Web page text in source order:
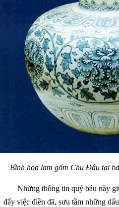
Bình hoa lam gốm Chu Đậu tại
Những thông tin quý báu này
đẩy việc điền dã, sưu tầm những